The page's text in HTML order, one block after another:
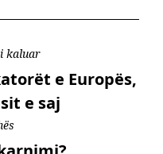
kaluar
e Europës,
e saj